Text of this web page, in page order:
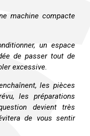
machine compacte
un espace
de passer tout de
excessive.
les pièces
les préparations
devient très
de vous sentir